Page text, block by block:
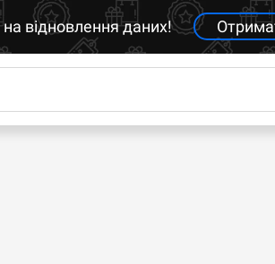
відновлення даних!